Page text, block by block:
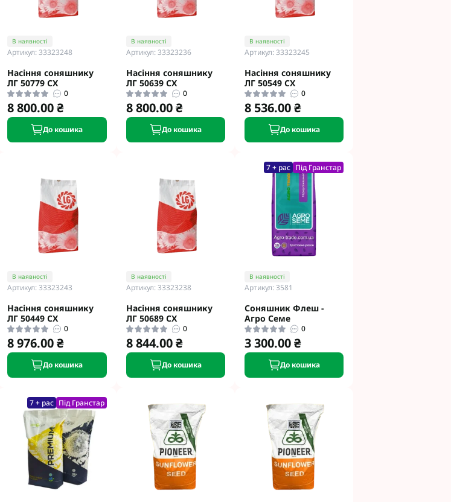
В наявності
Артикул: 33323248
Насіння соняшнику
ЛГ 50779 CX
0
8 800.00 ₴
До кошика
В наявності
Артикул: 33323236
Насіння соняшнику
ЛГ 50639 CX
0
8 800.00 ₴
До кошика
В наявності
Артикул: 33323245
Насіння соняшнику
ЛГ 50549 CX
0
8 536.00 ₴
До кошика
В наявності
Артикул: 33323243
Насіння соняшнику
ЛГ 50449 CX
0
8 976.00 ₴
До кошика
В наявності
Артикул: 33323238
Насіння соняшнику
ЛГ 50689 CX
0
8 844.00 ₴
До кошика
7 + рас Під Гранстар
В наявності
Артикул: 3581
Соняшник Флеш -
Агро Семе
0
3 300.00 ₴
До кошика
7 + рас Під Гранстар